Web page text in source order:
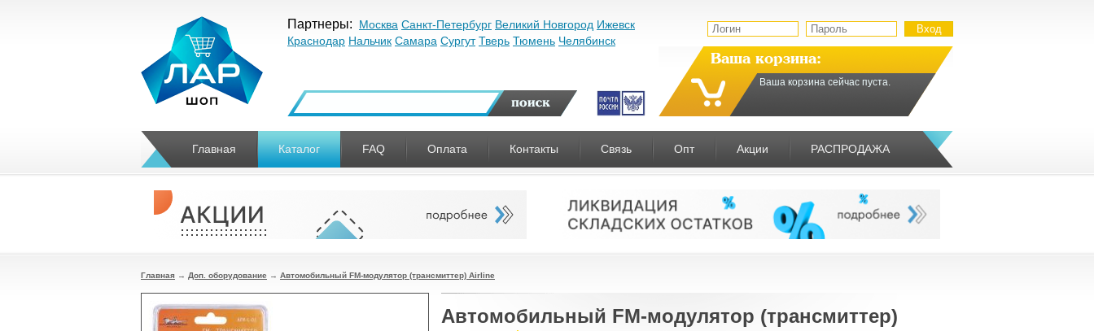
Партнеры: Москва Санкт-Петербург Великий Новгород Ижевск
Краснодар Нальчик Самара Сургут Тверь Тюмень Челябинск
Ваша корзина:
Ваша корзина сейчас пуста.
Главная Каталог FAQ Оплата Контакты Связь Опт Акции РАСПРОДАЖА
Главная → Доп. оборудование → Автомобильный FM-модулятор (трансмиттер) Airline
Автомобильный FM-модулятор (трансмиттер)